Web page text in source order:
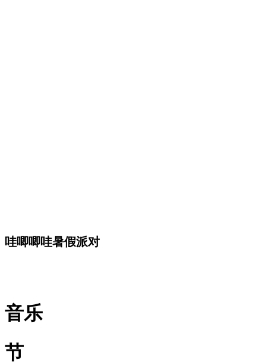
哇唧唧哇暑假派对
音乐
节